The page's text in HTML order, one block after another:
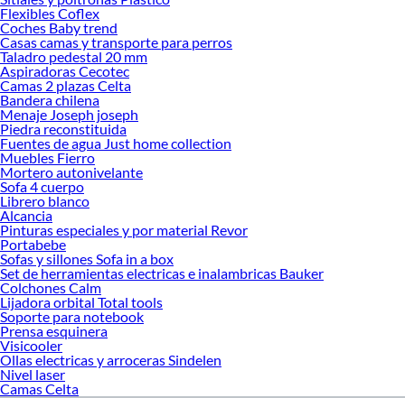
¡Visítanos y haz tus ideas realidad!
Flexibles Coflex
Coches Baby trend
Casas camas y transporte para perros
Taladro pedestal 20 mm
Aspiradoras Cecotec
Camas 2 plazas Celta
Bandera chilena
Menaje Joseph joseph
Piedra reconstituida
Fuentes de agua Just home collection
Muebles Fierro
Mortero autonivelante
Sofa 4 cuerpo
Librero blanco
Alcancia
Pinturas especiales y por material Revor
Portabebe
Sofas y sillones Sofa in a box
Set de herramientas electricas e inalambricas Bauker
Colchones Calm
Lijadora orbital Total tools
Soporte para notebook
Prensa esquinera
Visicooler
Ollas electricas y arroceras Sindelen
Nivel laser
Camas Celta